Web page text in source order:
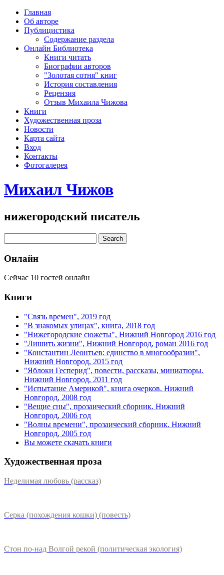
Главная
Об авторе
Публицистика
Содержание раздела
Онлайн Библиотека
Книги читать
Биографии авторов
"Золотая сотня" книг
История составления
Рецензия
Отзыв Михаила Чижова
Книги
Художественная проза
Новости
Карта сайта
Вход
Контакты
Фотогалерея
Михаил Чижов
нижегородский писатель
Онлайн
Сейчас 10 гостей онлайн
Книги
"Связь времен", 2019 год
"В знакомых улицах", книга, 2018 год
"Нижегородские сюжеты", Нижний Новгород 2016 год
"Лишить жизни", Нижний Новгород, роман 2016 год
"Константин Леонтьев: единство в многообразии",
Нижний Новгород, 2015 год
"Яблоки Гесперид", повести, рассказы, миниатюры.
Нижний Новгород, 2011 год
"Испытание Америкой", книга очерков. Нижний
Новгород, 2008 год
"Вещие сны", прозаический сборник. Нижний
Новгород, 2006 год
"Волны времени", прозаический сборник. Нижний
Новгород, 2005 год
Вы можете скачать книги
Художественная проза
Неделимая любовь (рассказ)
Серка (похождения кошки) (повесть)
Стон по-над Волгой рекой (политическая экология)